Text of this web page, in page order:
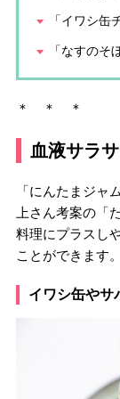
「イワシ缶
「なすのそ
＊ ＊ ＊
血液サラ
「にんたまジャ
上さん考案の「
料理にプラスし
ことができます。
イワシ缶やサ